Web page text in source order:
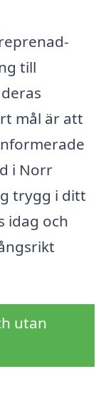
till
mål är att
i Norr
trygg i ditt
idag och
utan